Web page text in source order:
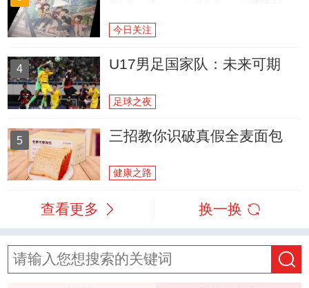
今日关注
4 U17男足国家队：未来可期
足球之夜
5 三招教你识破真假全麦面包
健康之路
查看更多 换一换